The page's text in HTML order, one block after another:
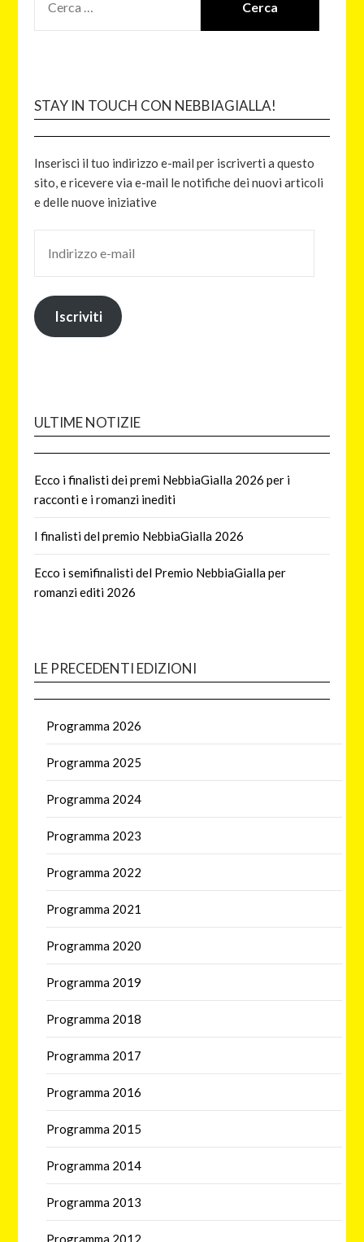
STAY IN TOUCH CON NEBBIAGIALLA!
Inserisci il tuo indirizzo e-mail per iscriverti a questo
sito, e ricevere via e-mail le notifiche dei nuovi articoli
e delle nuove iniziative
Iscriviti
ULTIME NOTIZIE
Ecco i finalisti dei premi NebbiaGialla 2026 per i
racconti e i romanzi inediti
I finalisti del premio NebbiaGialla 2026
Ecco i semifinalisti del Premio NebbiaGialla per
romanzi editi 2026
LE PRECEDENTI EDIZIONI
Programma 2026
Programma 2025
Programma 2024
Programma 2023
Programma 2022
Programma 2021
Programma 2020
Programma 2019
Programma 2018
Programma 2017
Programma 2016
Programma 2015
Programma 2014
Programma 2013
Programma 2012